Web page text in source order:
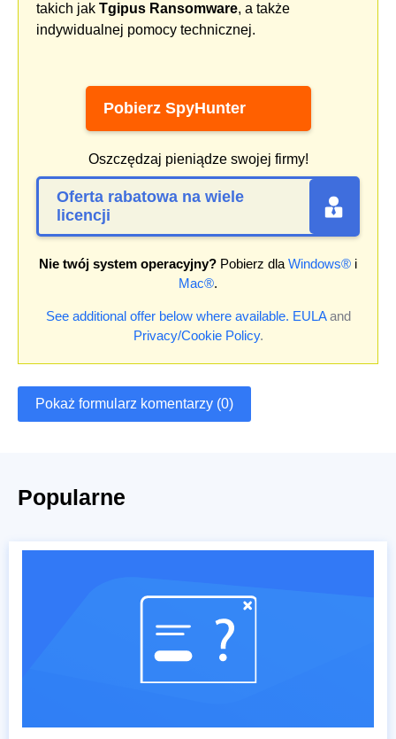
takich jak Tgipus Ransomware, a także
indywidualnej pomocy technicznej.
Pobierz SpyHunter
Oszczędzaj pieniądze swojej firmy!
Oferta rabatowa na wiele
licencji
Nie twój system operacyjny? Pobierz dla Windows® i
Mac®.
See additional offer below where available. EULAand
Privacy/Cookie Policy.
Pokaż formularz komentarzy (0)
Popularne